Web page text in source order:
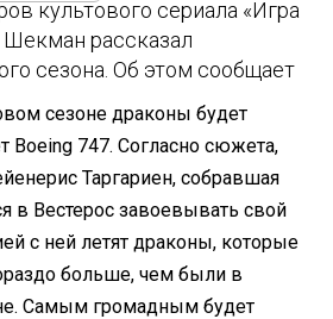
культового сериала «Игра
рассказал
сезона. Об этом сообщает
сезоне драконы будет
Boeing 747. Согласно сюжета,
Таргариен, собравшая
в Вестерос завоевывать свой
с ней летят драконы, которые
больше, чем были в
Самым громадным будет